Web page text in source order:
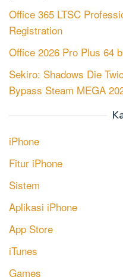
Office 365 LTSC
Registration
Office 2026 Pro Plus 64
Sekiro: Shadows Die
Bypass Steam MEGA
iPhone
Fitur iPhone
Sistem
Aplikasi iPhone
App Store
iTunes
Games